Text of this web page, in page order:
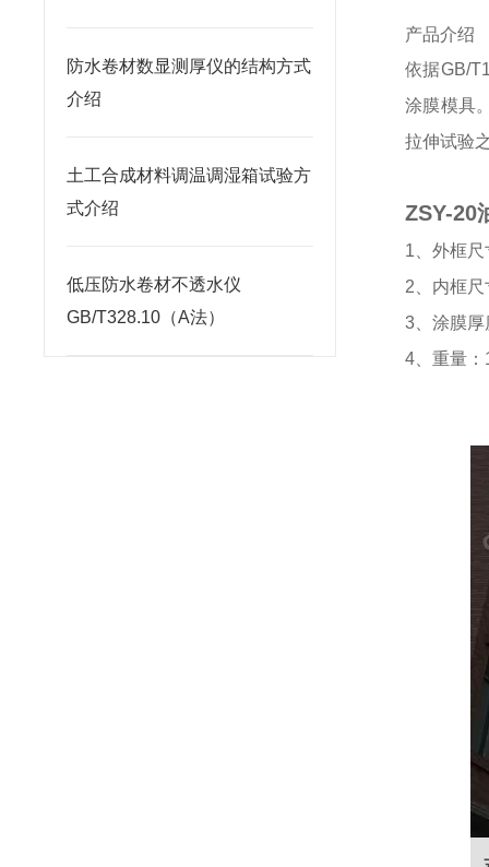
防水卷材数显测厚仪的结构方式
介绍
土工合成材料调温调湿箱试验方
式介绍
低压防水卷材不透水仪
GB/T328.10（A法）
产品介绍
依据GB/
涂膜模具
拉伸试验
ZSY-20
1 、外框
2 、内框
3 、涂膜
4 、重量：